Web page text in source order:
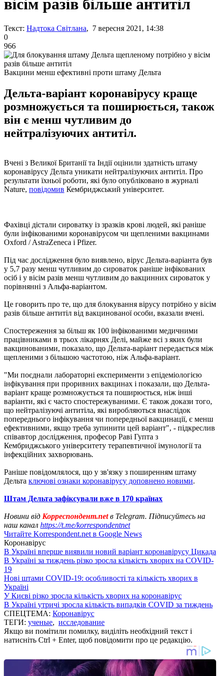
вісім разів більше антитіл
Текст: Надтока Світлана, 7 вересня 2021, 14:38
0
966
Вакцини менш ефективні проти штаму Дельта
Дельта-варіант коронавірусу краще
розмножується та поширюється, також
він є менш чутливим до
нейтралізуючих антитіл.
Вчені з Великої Британії та Індії оцінили здатність штаму
коронавірусу Дельта уникати нейтралізуючих антитіл. Про
результати їхньої роботи, які було опубліковано в журналі
Nature, повідомив Кембриджський університет.
Фахівці дістали сироватку із зразків крові людей, які раніше
були інфікованими коронавірусом чи щепленими вакцинами
Oxford / AstraZeneca і Pfizer.
Під час дослідження було виявлено, вірус Дельта-варіанта був
у 5,7 разу менш чутливим до сироваток раніше інфікованих
осіб і у вісім разів менш чутливим до вакцинних сироваток у
порівнянні з Альфа-варіантом.
Це говорить про те, що для блокування вірусу потрібно у вісім
разів більше антитіл від вакцинованої особи, вказали вчені.
Спостереження за більш як 100 інфікованими медичними
працівниками в трьох лікарнях Делі, майже всі з яких були
вакцинованими, показало, що Дельта-варіант передається між
щепленими з більшою частотою, ніж Альфа-варіант.
"Ми поєднали лабораторні експерименти з епідеміологією
інфікування при проривних вакцинах і показали, що Дельта-
варіант краще розмножується та поширюється, ніж інші
варіанти, які є часто спостережуваними. Є також докази того,
що нейтралізуючі антитіла, які виробляються внаслідок
попереднього інфікування чи попередньої вакцинації, є менш
ефективними, якщо треба зупинити цей варіант", - підкреслив
співавтор дослідження, професор Раві Гупта з
Кембриджського університету терапевтичної імунології та
інфекційних захворювань.
Раніше повідомлялося, що у зв'язку з поширенням штаму
Дельта ключові ознаки коронавірусу доповнено новими.
Штам Дельта зафіксували вже в 170 країнах
Новини від Корреспондент.netв Telegram. Підписуйтесь на
наш канал https://t.me/korrespondentnet
Читайте Korrespondent.net в Google News
Коронавірус
В Україні вперше виявили новий варіант коронавірусу Цикада
В Україні за тиждень різко зросла кількість хворих на COVID-
19
Нові штами COVID-19: особливості та кількість хворих в
Україні
У Києві різко зросла кількість хворих на коронавірус
В Україні утричі зросла кількість випадків COVID за тиждень
СПЕЦТЕМА: Коронавірус
ТЕГИ: ученые, исследование
Якщо ви помітили помилку, виділіть необхідний текст і
натисніть Ctrl + Enter, щоб повідомити про це редакцію.